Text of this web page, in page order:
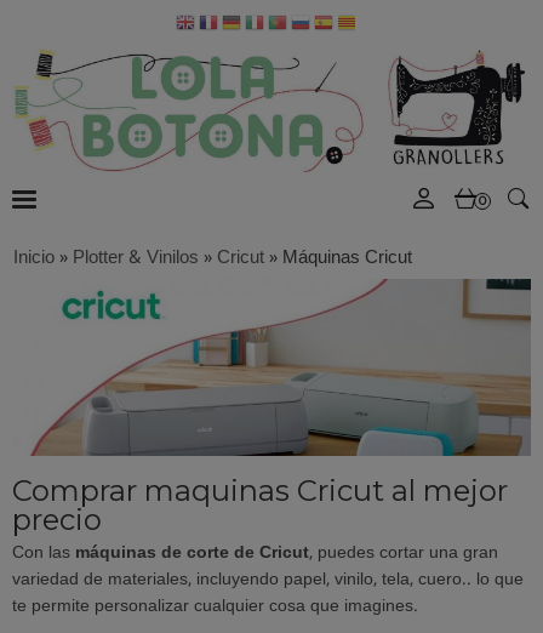
0
Inicio»Plotter & Vinilos »Cricut»Máquinas Cricut
Comprar maquinas Cricut al mejor
precio
Con las máquinas de corte de Cricut, puedes cortar una gran
variedad de materiales, incluyendo papel, vinilo, tela, cuero.. lo que
te permite personalizar cualquier cosa que imagines.